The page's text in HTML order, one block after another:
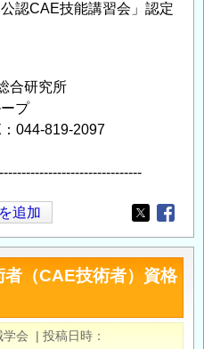
認CAE技能講習会」認定
合研究所
プ
044-819-2097
追加
Opens in
（CAE技術者）資格
学会 | 投稿日時